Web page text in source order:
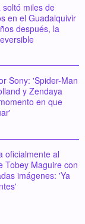
soltó miles de
en el Guadalquivir
después, la
Sony: 'Spider-Man
y Zendaya
en que
oficialmente al
Tobey Maguire con
imágenes: 'Ya